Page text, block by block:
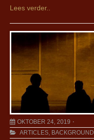
Lees verder..
OKTOBER 24, 2019
ARTICLES, BACKGROUND